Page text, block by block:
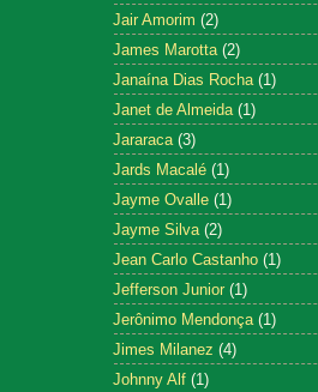
Jair Amorim (2)
James Marotta (2)
Janaína Dias Rocha (1)
Janet de Almeida (1)
Jararaca (3)
Jards Macalé (1)
Jayme Ovalle (1)
Jayme Silva (2)
Jean Carlo Castanho (1)
Jefferson Junior (1)
Jerônimo Mendonça (1)
Jimes Milanez (4)
Johnny Alf (1)